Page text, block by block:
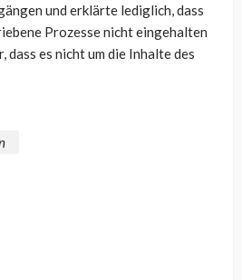
und erklärte lediglich, dass
Prozesse nicht eingehalten
dass es nicht um die Inhalte des